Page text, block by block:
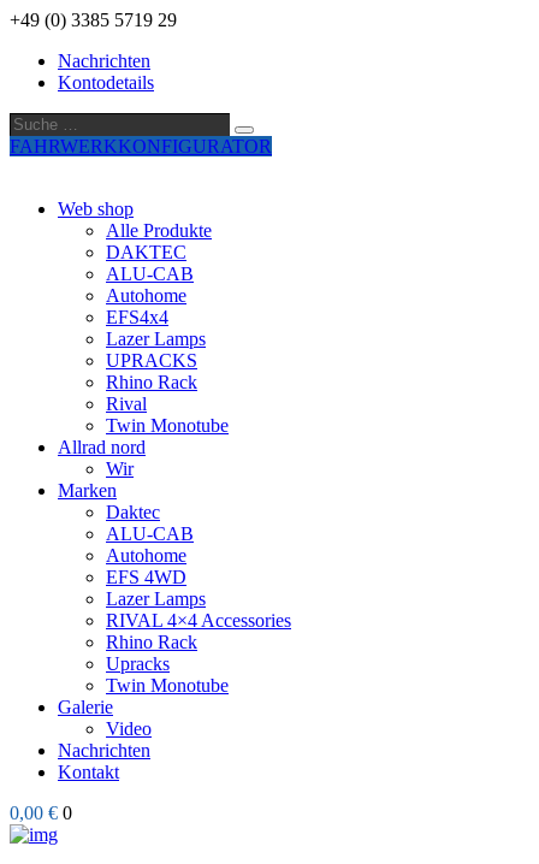
+49 (0) 3385 5719 29
Nachrichten
Kontodetails
Suche
…
Suche
FAHRWERKKONFIGURATOR
Web shop
Alle Produkte
DAKTEC
ALU-CAB
Autohome
EFS4x4
Lazer Lamps
UPRACKS
Rhino Rack
Rival
Twin Monotube
Allrad nord
Wir
Marken
Daktec
ALU-CAB
Autohome
EFS 4WD
Lazer Lamps
RIVAL 4×4 Accessories
Rhino Rack
Upracks
Twin Monotube
Galerie
Video
Nachrichten
Kontakt
0,00 € 0